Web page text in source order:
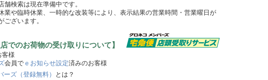
検索は現在準備中です。
や臨時休業、一時的な改装等により、表示結果の営業時間・営業曜日が
ざいます。
店でのお荷物の受け取りについて】
様
会員で ｅお知らせ設定済みのお客様
ーズ（登録無料）
とは？